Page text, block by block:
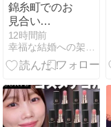
錦糸町でのお
見合い
は・・・
12時間前
幸福な結婚への架け橋